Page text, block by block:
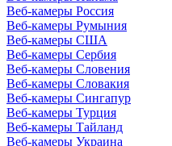
Веб-камеры Россия
Веб-камеры Румыния
Веб-камеры США
Веб-камеры Сербия
Веб-камеры Словения
Веб-камеры Словакия
Веб-камеры Сингапур
Веб-камеры Турция
Веб-камеры Тайланд
Веб-камеры Украина